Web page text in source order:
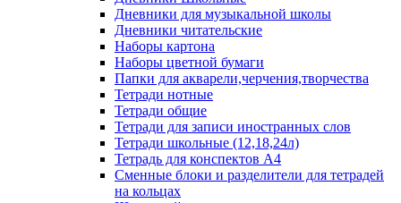
Дневники для музыкальной школы
Дневники читательские
Наборы картона
Наборы цветной бумаги
Папки для акварели,черчения,творчества
Тетради нотные
Тетради общие
Тетради для записи иностранных слов
Тетради школьные (12,18,24л)
Тетрадь для конспектов А4
Сменные блоки и разделители для тетрадей
на кольцах